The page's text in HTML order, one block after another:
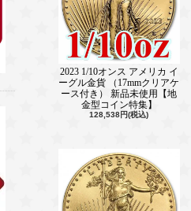
2023 1/10オンス アメリカ イ
ーグル金貨 （17mmクリアケ
ース付き） 新品未使用【地
金型コイン特集】
128,538円(税込)